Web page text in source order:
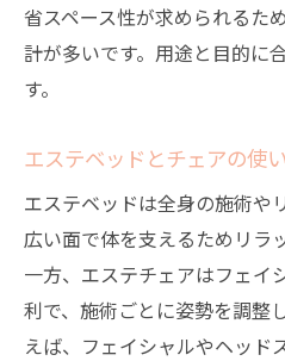
省スペース性が求められるた
計が多いです。用途と目的に
す。
エステベッドとチェアの使
エステベッドは全身の施術や
広い面で体を支えるためリラ
一方、エステチェアはフェイ
利で、施術ごとに姿勢を調整
えば、フェイシャルやヘッド